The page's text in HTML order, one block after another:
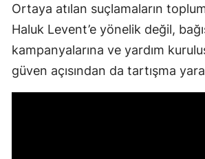
Ortaya atılan suçlamaların
Haluk Levent’e yönelik değil,
kampanyalarına ve yardım
güven açısından da tartışma